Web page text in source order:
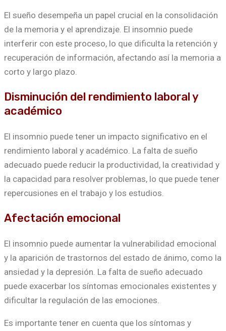
El sueño desempeña un papel crucial en la consolidación
de la memoria y el aprendizaje. El insomnio puede
interferir con este proceso, lo que dificulta la retención y
recuperación de información, afectando así la memoria a
corto y largo plazo.
Disminución del rendimiento laboral y
académico
El insomnio puede tener un impacto significativo en el
rendimiento laboral y académico. La falta de sueño
adecuado puede reducir la productividad, la creatividad y
la capacidad para resolver problemas, lo que puede tener
repercusiones en el trabajo y los estudios.
Afectación emocional
El insomnio puede aumentar la vulnerabilidad emocional
y la aparición de trastornos del estado de ánimo, como la
ansiedad y la depresión. La falta de sueño adecuado
puede exacerbar los síntomas emocionales existentes y
dificultar la regulación de las emociones.
Es importante tener en cuenta que los síntomas y